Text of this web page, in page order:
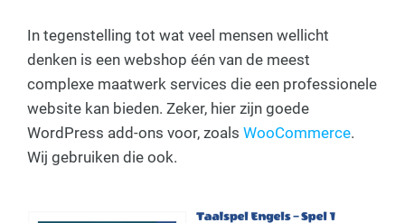
In tegenstelling tot wat veel mensen wellicht
denken is een webshop één van de meest
complexe maatwerk services die een professionele
website kan bieden. Zeker, hier zijn goede
WordPress add-ons voor, zoals WooCommerce.
Wij gebruiken die ook.